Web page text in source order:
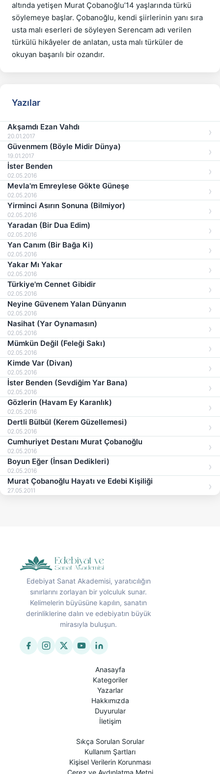
altında yetişen Murat Çobanoğlu’14 yaşlarında türkü
söylemeye başlar. Çobanoğlu, kendi şiirlerinin yanı sıra
usta malı eserleri de söyleyen Serencam adı verilen
türkülü hikâyeler de anlatan, usta malı türküler de
okuyan başarılı bir ozandır.
Yazılar
Akşamdı Ezan Vahdı
20.01.2017
Güvenmem (Böyle Midir Dünya)
19.01.2017
İster Benden
02.05.2016
Mevla'm Emreylese Gökte Güneşe
02.05.2016
Yirminci Asırın Sonuna (Bilmiyor)
02.05.2016
Yaradan (Bir Dua Edim)
02.05.2016
Yan Canım (Bir Bağa Ki)
02.05.2016
Yakar Mı Yakar
02.05.2016
Türkiye'm Cennet Gibidir
02.05.2016
Neyine Güvenem Yalan Dünyanın
02.05.2016
Nasihat (Yar Oynamasın)
02.05.2016
Mümkün Değil (Feleği Sakı)
02.05.2016
Kimde Var (Divan)
02.05.2016
İster Benden (Sevdiğim Yar Bana)
02.05.2016
Gözlerin (Havam Ey Karanlık)
02.05.2016
Dertli Bülbül (Kerem Güzellemesi)
02.05.2016
Cumhuriyet Destanı Murat Çobanoğlu
02.05.2016
Boyun Eğer (İnsan Dedikleri)
02.05.2016
Murat Çobanoğlu Hayatı ve Edebi Kişiliği
27.05.2011
Edebiyat Sanat Akademisi, yaratıcılığın
sınırlarını zorlayan bir yolculuk sunar.
Kelimelerin büyüsüne kapılın, sanatın
derinliklerine dalın ve edebiyatın büyük
mirasıyla buluşun.
Anasayfa
Kategoriler
Yazarlar
Hakkımızda
Duyurular
İletişim
Sıkça Sorulan Sorular
Kullanım Şartları
Kişisel Verilerin Korunması